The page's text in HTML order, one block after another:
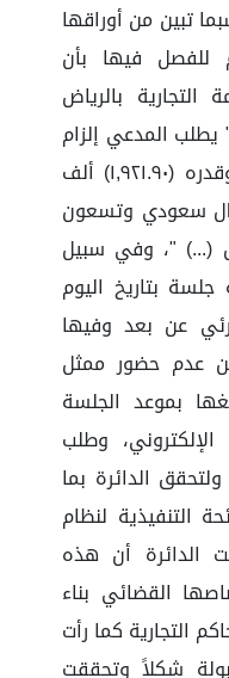
تبين من أوراقها
للفصل فيها بأن
بالرياض
يطلب المدعي إلزام
المدعى عليه بتسليم الثمن وقدره (١,٩٢١.٩٠) ألف
سعودي وتسعون
(...) "، وفي سبيل
بتاريخ اليوم
المرئي عن بعد وفيها
عدم حضور ممثل
بموعد الجلسة
وطلب
الدائرة بما
من اللائحة التنفيذية لنظام
الدائرة أن هذه
القضائي بناء
المحاكم التجارية كما رأت
شكلاً وتحققت